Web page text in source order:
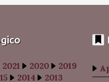
2021 2020
2019
2014
2013